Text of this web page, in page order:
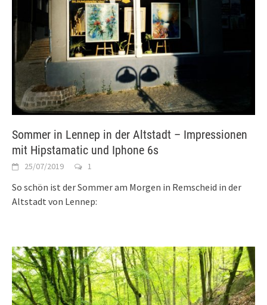
Sommer in Lennep in der Altstadt – Impressionen
mit Hipstamatic und Iphone 6s
25/07/2019 1
So schön ist der Sommer am Morgen in Remscheid in der
Altstadt von Lennep: